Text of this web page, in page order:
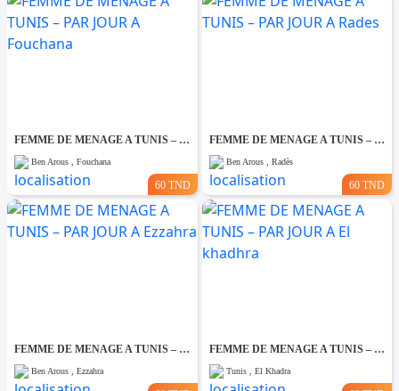
FEMME DE MENAGE A TUNIS – PAR JOUR A Fouchana
Ben Arous , Fouchana
60 TND
FEMME DE MENAGE A TUNIS – PAR JOUR A Rades
Ben Arous , Radès
60 TND
FEMME DE MENAGE A TUNIS – PAR JOUR A Ezzahra
Ben Arous , Ezzahra
FEMME DE MENAGE A TUNIS – PAR JOUR A El khadhra
Tunis , El Khadra